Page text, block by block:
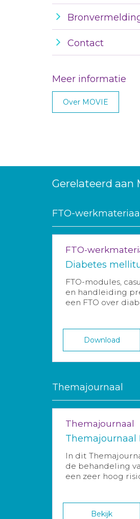
Contact
Meer informatie
Over MOVIE
Gerelateerd aan
FTO-werkmateriaal
FTO-
Diabetes
FTO-modules,
en handleiding
een FTO over
Download
Themajournaal
Themajournaal
Themajournaal
In dit
de behandeling
een zeer hoog
Bekijk